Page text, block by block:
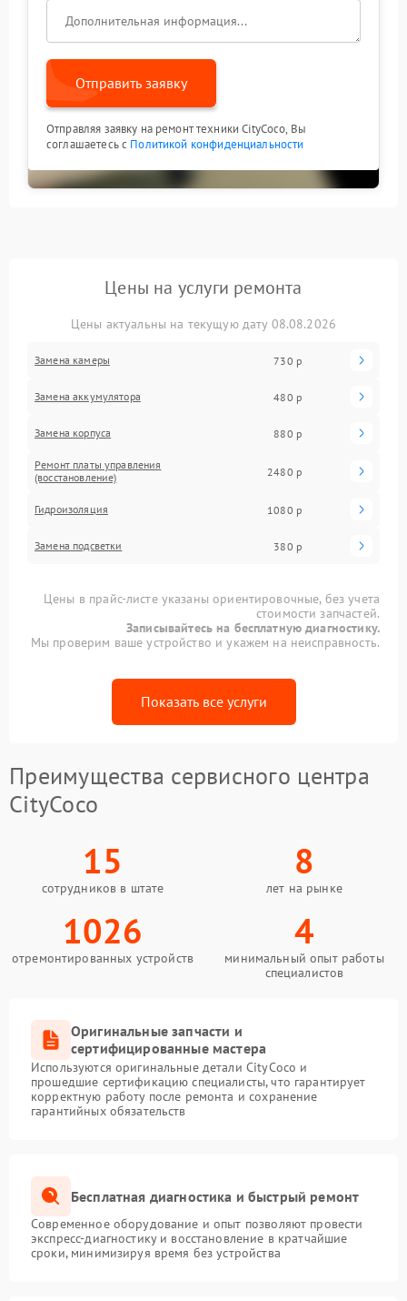
Отправить заявку
Отправляя заявку на ремонт техники CityCoco, Вы
соглашаетесь с Политикой конфиденциальности
Цены на услуги ремонта
Цены актуальны на текущую дату 08.08.2026
Замена камеры 730 р
Замена аккумулятора 480 р
Замена корпуса 880 р
Ремонт платы управления
(восстановление)
2480 р
Гидроизоляция 1080 р
Замена подсветки 380 р
Цены в прайс-листе указаны ориентировочные, без учета
стоимости запчастей.
Записывайтесь на бесплатную диагностику.
Мы проверим ваше устройство и укажем на неисправность.
Показать все услуги
Преимущества сервисного центра
CityCoco
15
сотрудников в штате
8
лет на рынке
1026
отремонтированных устройств
4
минимальный опыт работы
специалистов
Оригинальные запчасти и
сертифицированные мастера
Используются оригинальные детали CityCoco и
прошедшие сертификацию специалисты, что гарантирует
корректную работу после ремонта и сохранение
гарантийных обязательств
Бесплатная диагностика и быстрый ремонт
Современное оборудование и опыт позволяют провести
экспресс-диагностику и восстановление в кратчайшие
сроки, минимизируя время без устройства